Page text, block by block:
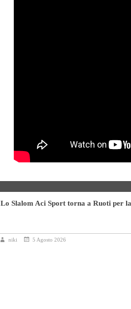
Lo Slalom Aci Sport torna a Ruoti per la
niki 5 Agosto 2026